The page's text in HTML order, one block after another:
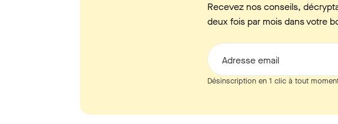
Recevez nos conseils,
deux fois par mois dans votre
Adresse email
Désinscription en 1 clic à tout